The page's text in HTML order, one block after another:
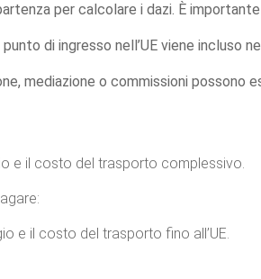
per calcolare i dazi. È
di ingresso nell’UE viene incluso
mediazione o commissioni
e il costo del trasporto complessivo.
e il costo del trasporto fino all’UE.